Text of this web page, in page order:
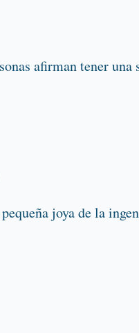
afirman tener
joya de la